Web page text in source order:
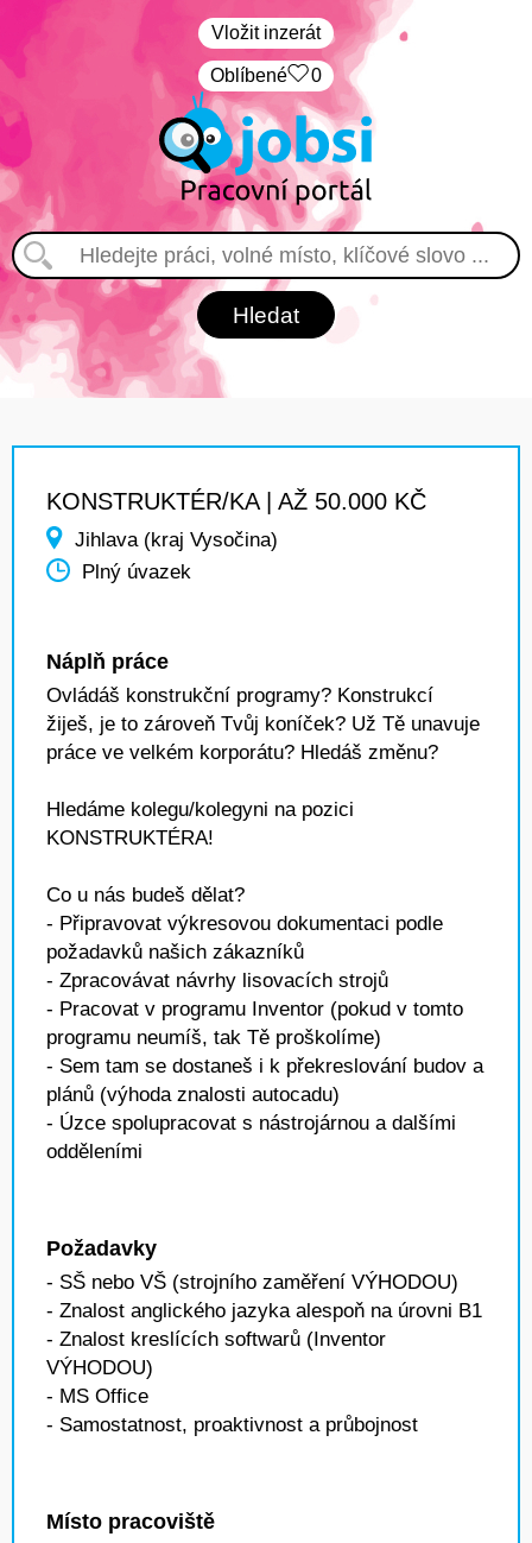
Vložit inzerát
Oblíbené 0
KONSTRUKTÉR/KA | AŽ 50.000 KČ
Jihlava (kraj Vysočina)
Plný úvazek
Náplň práce
Ovládáš konstrukční programy? Konstrukcí
žiješ, je to zároveň Tvůj koníček? Už Tě unavuje
práce ve velkém korporátu? Hledáš změnu?
Hledáme kolegu/kolegyni na pozici
KONSTRUKTÉRA!
Co u nás budeš dělat?
- Připravovat výkresovou dokumentaci podle
požadavků našich zákazníků
- Zpracovávat návrhy lisovacích strojů
- Pracovat v programu Inventor (pokud v tomto
programu neumíš, tak Tě proškolíme)
- Sem tam se dostaneš i k překreslování budov a
plánů (výhoda znalosti autocadu)
- Úzce spolupracovat s nástrojárnou a dalšími
odděleními
Požadavky
- SŠ nebo VŠ (strojního zaměření VÝHODOU)
- Znalost anglického jazyka alespoň na úrovni B1
- Znalost kreslících softwarů (Inventor
VÝHODOU)
- MS Office
- Samostatnost, proaktivnost a průbojnost
Místo pracoviště